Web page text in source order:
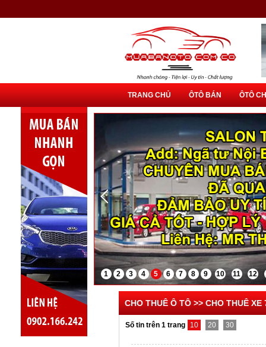
TRANG CHỦ ÔTÔ BÁN ÔTÔ
1 2 3 4 5 6 7 8 9 10 11 12
CHO THUÊ Ô TÔ >> CHO THUÊ XE
Số tin trên 1 trang 10 20 30